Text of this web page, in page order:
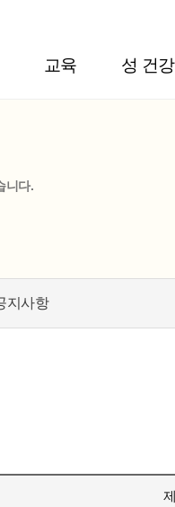
교육 성 건
니다.
지사항